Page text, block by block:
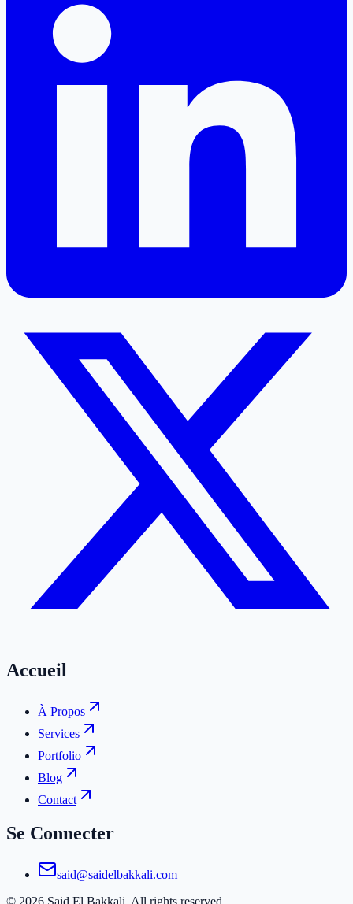
Accueil
À Propos
Services
Portfolio
Blog
Contact
Se Connecter
said@saidelbakkali.com
© 2026 Said El Bakkali. All rights reserved.